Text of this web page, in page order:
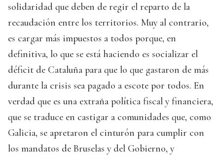
solidaridad que deben de regir el reparto de la
recaudación entre los territorios. Muy al contrario,
es cargar más impuestos a todos porque, en
definitiva, lo que se está haciendo es socializar el
déficit de Cataluña para que lo que gastaron de más
durante la crisis sea pagado a escote por todos. En
verdad que es una extraña política fiscal y financiera,
que se traduce en castigar a comunidades que, como
Galicia, se apretaron el cinturón para cumplir con
los mandatos de Bruselas y del Gobierno, y